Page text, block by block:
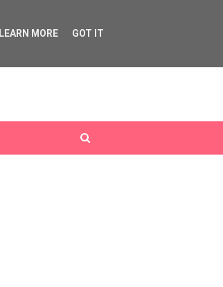
LEARN MORE GOT IT